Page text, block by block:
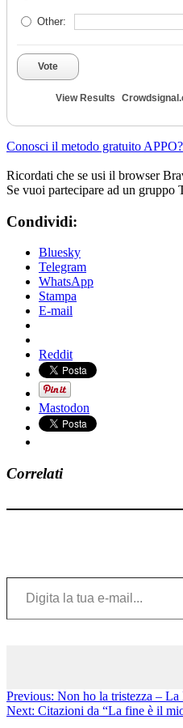
Other:
Vote
View Results
Conosci il metodo gratuito APPO?
Ricordati che se usi il browser
Se vuoi partecipare ad un gruppo
Condividi:
Bluesky
Telegram
WhatsApp
Stampa
E-mail
Reddit
Mastodon
Correlati
Digita la tua e-mail...
Previous: Non ho la tristezza – La
Next: Citazioni da “La fine è il